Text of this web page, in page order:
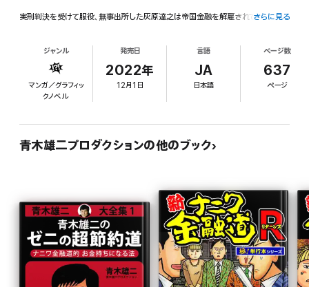
実刑判決を受けて服役、無事出所した灰原達之は帝国金融を解雇されてしまうこと
そして帝国金融の先輩桑田とともに債権処理専門会社「ナニワ金融」を立ち上げ、
リスタートをきる。
『新ナニワ金融道外伝』
が行列待ちの風俗店があることを聞きつけ、さっそく融資に赴いていた。
しかしなんと、銭無への融資の背後には闇金をターゲットにしたワナが仕組まれて
いたのだった!
『新ナニワ金融道R(リターンズ)』
灰原の元に起業のための資金を依頼にきた美容室向け商社マン杉村。起業資金で
さらに見る
ジャンル
マンガ／グラフィッ
クノベル
発売日
2022年
12月1日
言語
JA
日本語
ページ数
637
ページ
青木雄二プロダクションの他のブック